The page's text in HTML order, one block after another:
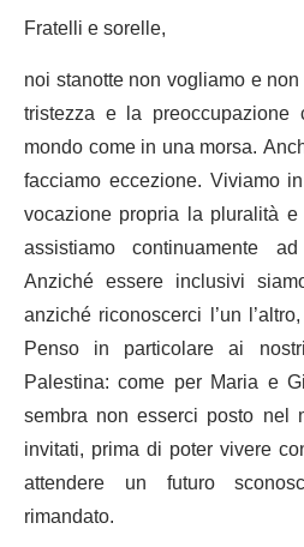
Fratelli e sorelle,
noi stanotte non vogliamo e
tristezza e la
mondo come in una morsa.
facciamo eccezione. Viviamo
vocazione propria la pluralità
assistiamo continuamente
Anziché essere inclusivi
anziché riconoscerci l’un
Penso in particolare ai
Palestina: come per Maria e
sembra non esserci posto nel
invitati, prima di poter vivere
attendere un futuro
rimandato.